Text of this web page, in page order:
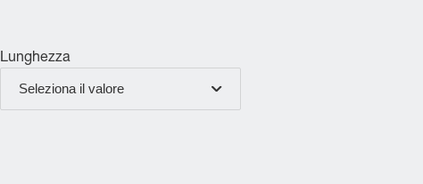
Lunghezza
Seleziona il valore